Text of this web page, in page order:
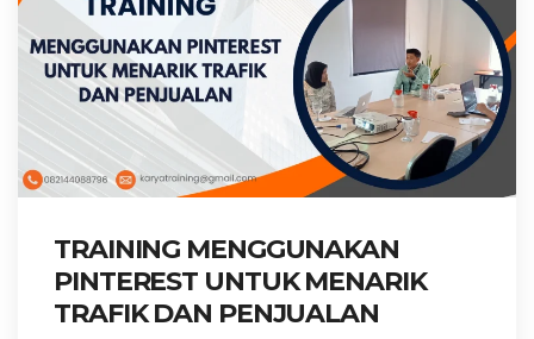
TRAINING MENGGUNAKAN
PINTEREST UNTUK MENARIK
TRAFIK DAN PENJUALAN